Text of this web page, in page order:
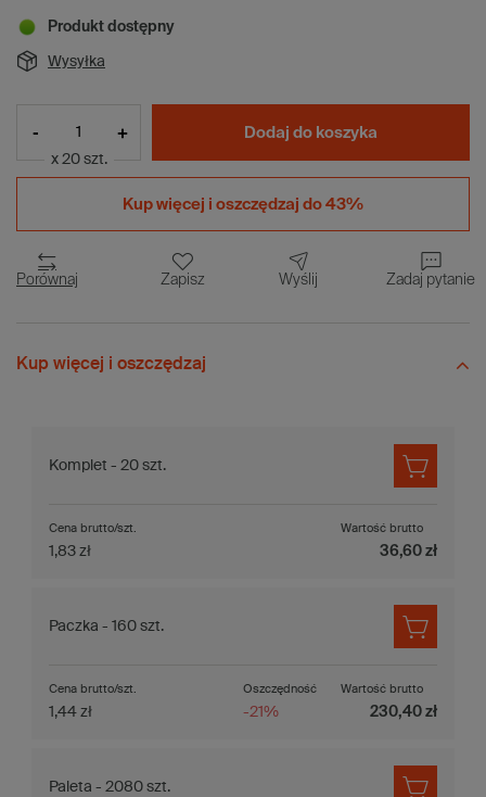
Produkt dostępny
Wysyłka
- +
x 20 szt.
Dodaj do koszyka
Kup więcej i oszczędzaj do 43%
Porównaj Zapisz Wyślij Zadaj pytanie
Kup więcej i oszczędzaj
Komplet - 20 szt.
Cena brutto/szt.
1,83 zł
Wartość brutto
36,60 zł
Paczka - 160 szt.
Oszczędność
-21%
Cena brutto/szt.
1,44 zł
Wartość brutto
230,40 zł
Paleta - 2080 szt.